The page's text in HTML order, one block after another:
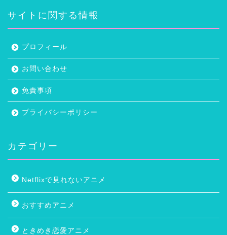
サイトに関する情報
プロフィール
お問い合わせ
免責事項
プライバシーポリシー
カテゴリー
Netflixで見れないアニメ
おすすめアニメ
ときめき恋愛アニメ